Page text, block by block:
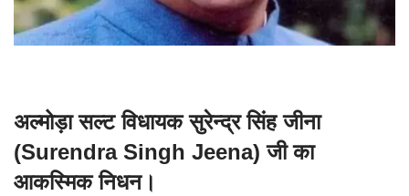
अल्मोड़ा सल्ट विधायक सुरेन्द्र सिंह जीना
(Surendra Singh Jeena) जी का
आकस्मिक निधन।